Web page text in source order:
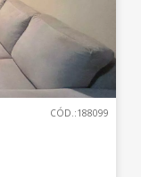
CÓD.:188099